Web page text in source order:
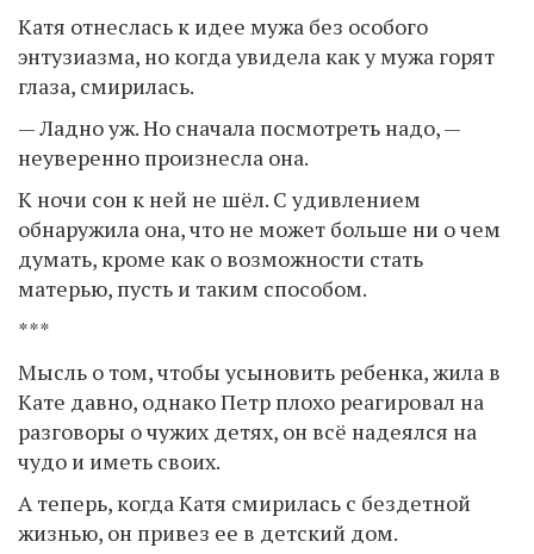
Катя отнеслась к идее мужа без особого
энтузиазма, но когда увидела как у мужа горят
глаза, смирилась.
— Ладно уж. Но сначала посмотреть надо, —
неуверенно произнесла она.
К ночи сон к ней не шёл. С удивлением
обнаружила она, что не может больше ни о чем
думать, кроме как о возможности стать
матерью, пусть и таким способом.
***
Мысль о том, чтобы усыновить ребенка, жила в
Кате давно, однако Петр плохо реагировал на
разговоры о чужих детях, он всё надеялся на
чудо и иметь своих.
А теперь, когда Катя смирилась с бездетной
жизнью, он привез ее в детский дом.